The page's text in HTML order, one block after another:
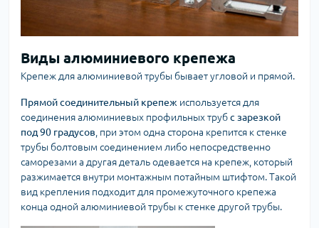
Виды алюминиевого крепежа
Крепеж для алюминиевой трубы бывает угловой и прямой.
Прямой соединительный крепеж используется для
соединения алюминиевых профильных трубс зарезкой
под 90 градусов , при этом одна сторона крепится к стенке
трубы болтовым соединением либо непосредственно
саморезами а другая деталь одевается на крепеж, который
разжимается внутри монтажным потайным штифтом. Такой
вид крепления подходит для промежуточного крепежа
конца одной алюминиевой трубы к стенке другой трубы.